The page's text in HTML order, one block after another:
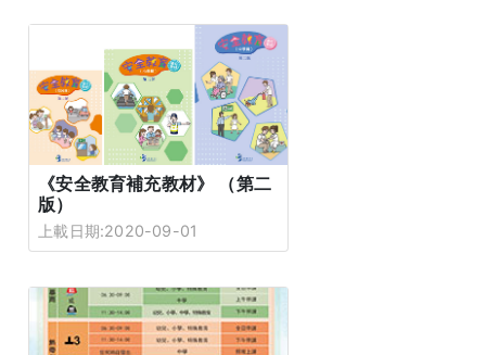
《安全教育補充教材》 （第二
版）
上載日期:2020-09-01